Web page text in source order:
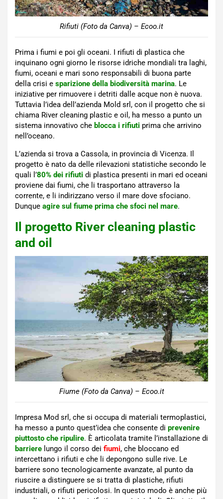
Rifiuti (Foto da Canva) – Ecoo.it
Prima i fiumi e poi gli oceani. I rifiuti di plastica che
inquinano ogni giorno le risorse idriche mondiali tra laghi,
fiumi, oceani e mari sono responsabili di buona parte
della crisi e sparizione della biodiversità marina. Le
iniziative per rimuovere i detriti dalle acque non è nuova.
Tuttavia l’idea dell’azienda Mold srl, con il progetto che si
chiama River cleaning plastic e oil, ha messo a punto un
sistema innovativo che blocca i rifiuti prima che arrivino
nell’oceano.
L’azienda si trova a Cassola, in provincia di Vicenza. Il
progetto è nato da delle rilevazioni statistiche secondo le
quali l’80% dei rifiuti di plastica presenti in mari ed oceani
proviene dai fiumi, che li trasportano attraverso la
corrente, e li indirizzano verso il mare dove sfociano.
Dunque agire sul fiume prima che sfoci nel mare.
Il progetto River cleaning plastic
and oil
Fiume (Foto da Canva) – Ecoo.it
Impresa Mod srl, che si occupa di materiali termoplastici,
ha messo a punto quest’idea che consente di prevenire
piuttosto che ripulire. È articolata tramite l’installazione di
barriere lungo il corso dei fiumi, che bloccano ed
intercettano i rifiuti e che li depongono sulle rive. Le
barriere sono tecnologicamente avanzate, al punto da
riuscire a distinguere se si tratta di plastiche, rifiuti
industriali, o rifiuti pericolosi. In questo modo è anche più